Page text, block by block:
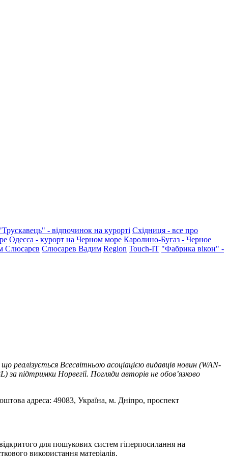
- відпочинок на курорті Східниця - все про
Одесса - курорт на Черном море Каролино-Бугаз - Черное
Слюсарєв Слюсарев Вадим Region Touch-IT "Фабрика вікон" -
Всесвітньою асоціацією видавців новин (WAN-
підтримки Норвегії. Погляди авторів не обов’язково
адреса: 49083, Україна, м. Дніпро, проспект
для пошукових систем гіперпосилання на
використання матеріалів.